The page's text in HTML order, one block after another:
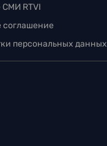
RTVI
соглашение
персональных данных